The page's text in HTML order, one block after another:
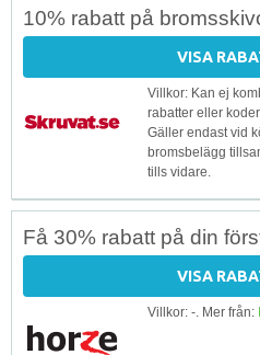
10% rabatt på
VISA
Villkor: Kan ej
rabatter eller
Gäller endast vid
bromsbelägg
tills vidare.
Få 30% rabatt på din
VISA
Villkor: -. Mer från: